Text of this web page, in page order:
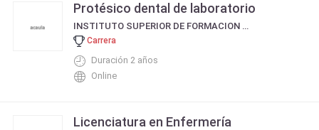
Protésico dental de laboratorio
INSTITUTO SUPERIOR DE FORMACION DOCENTE PINOS DE ANCHORENA - MAR DEL PLATA
Carrera
Duración 2 años
Online
Licenciatura en Enfermería